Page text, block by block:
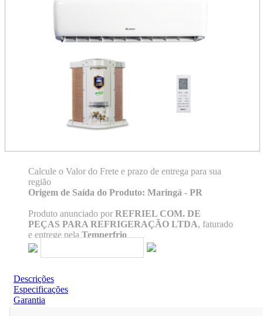
Calcule o Valor do Frete e prazo de entrega para sua
região
Origem de Saída do Produto: Maringá - PR
Produto anunciado por REFRIEL COM. DE
PEÇAS PARA REFRIGERAÇÃO LTDA, faturado
e entrege pela Temperfrio
Descrições
Especificações
Garantia